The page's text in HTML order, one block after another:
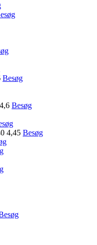
Besøg
Besøg
4,45 Besøg